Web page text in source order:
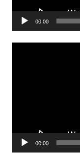
00:00
00:00